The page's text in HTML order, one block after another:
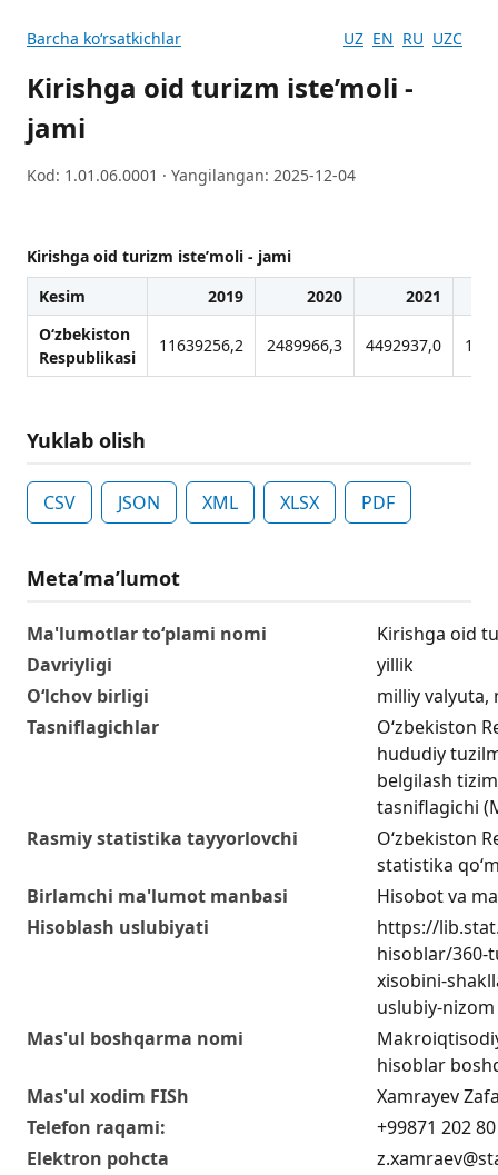
Barcha koʻrsatkichlar UZ EN RU UZC
Kirishga oid turizm iste’moli -
jami
Kod: 1.01.06.0001 · Yangilangan: 2025-12-04
Kirishga oid turizm iste’moli - jami
Kesim
2019 2020
2021
O‘zbekiston
Respublikasi
11639256,2 2489966,3 4492937,0
Yuklab olish
CSV JSON XML XLSX PDF
Metaʼmaʼlumot
Ma'lumotlar to‘plami nomi
Kirishga oid
Davriyligi
yillik
O‘lchov birligi
milliy valyuta,
Tasniflagichlar
O‘zbekiston
hududiy
belgilash
tasniflagichi
Rasmiy statistika tayyorlovchi
O‘zbekiston
statistika
Birlamchi ma'lumot manbasi
Hisobot va
Hisoblash uslubiyati
https://
hisoblar/360-
xisobini-
uslubiy-nizom
Mas'ul boshqarma nomi
hisoblar
Mas'ul xodim FISh
Xamrayev
Telefon raqami:
+99871 202
Elektron pohcta